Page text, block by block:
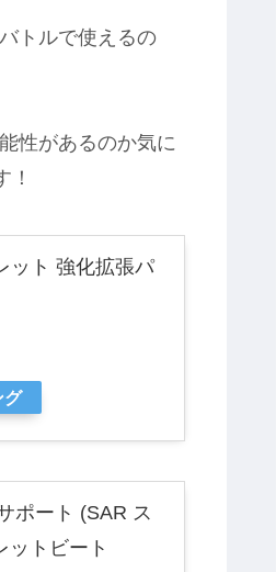
トルで使えるの
性があるのか気に
ット 強化拡張パ
グ
ポート (SAR ス
ットビート